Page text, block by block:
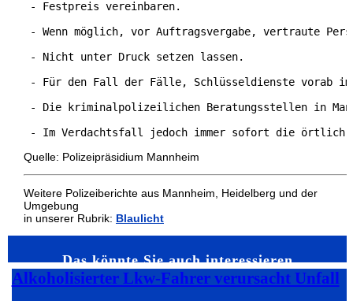
- Festpreis vereinbaren.
- Wenn möglich, vor Auftragsvergabe, vertraute
- Nicht unter Druck setzen lassen.
- Für den Fall der Fälle, Schlüsseldienste vorab
- Die kriminalpolizeilichen Beratungsstellen in
- Im Verdachtsfall jedoch immer sofort die örtlich
Quelle: Polizeipräsidium Mannheim
Weitere Polizeiberichte aus Mannheim, Heidelberg und der
Umgebung
in unserer Rubrik: Blaulicht
Das könnte Sie auch interessieren…
Alkoholisierter Lkw-Fahrer verursacht Unfall